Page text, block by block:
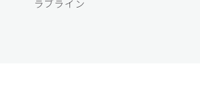
ラブライン